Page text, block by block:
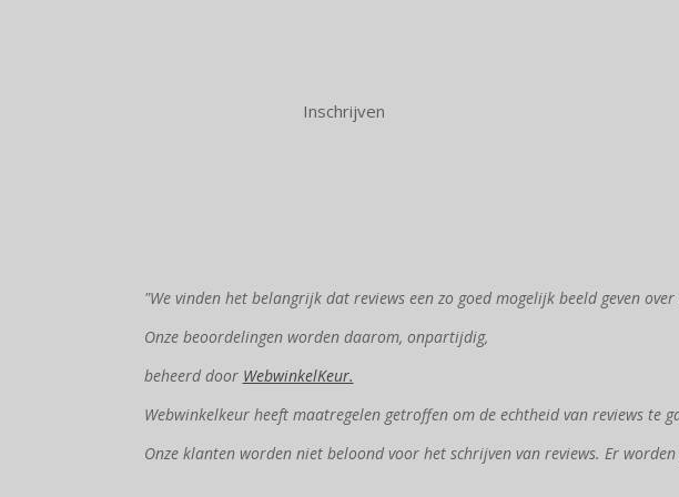
Inschrijven
"We vinden het belangrijk dat reviews een zo goed mogelijk beeld geven
Onze beoordelingen worden daarom, onpartijdig,
beheerd door WebwinkelKeur.
Webwinkelkeur heeft maatregelen getroffen om de echtheid van reviews te
Onze klanten worden niet beloond voor het schrijven van reviews. Er